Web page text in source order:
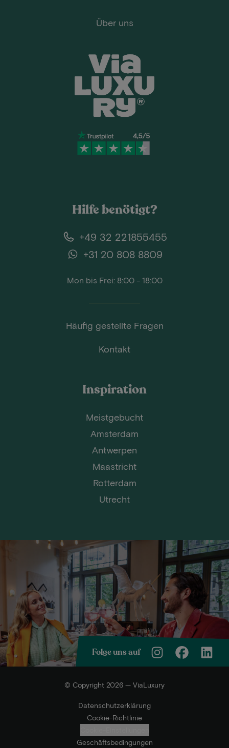
Über uns
Hilfe benötigt?
+49 32 221855455
+31 20 808 8809
Mon bis Frei: 8:00 - 18:00
Häufig gestellte Fragen
Kontakt
Inspiration
Meistgebucht
Amsterdam
Antwerpen
Maastricht
Rotterdam
Utrecht
Folge uns auf
© Copyright 2026 — ViaLuxury
Datenschutzerklärung
Cookie-Richtlinie
Geschäftsbedingungen